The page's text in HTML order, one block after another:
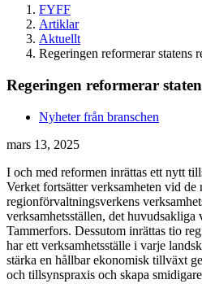
FYFF
Artiklar
Aktuellt
Regeringen reformerar statens
Regeringen reformerar
Nyheter från branschen
mars 13, 2025
I och med reformen inrättas ett nytt
Verket fortsätter verksamheten vid de
regionförvaltningsverkens
verksamhetsställen, det huvudsakliga
Tammerfors. Dessutom inrättas tio
har ett verksamhetsställe i varje
stärka en hållbar ekonomisk tillväxt
och tillsynspraxis och skapa